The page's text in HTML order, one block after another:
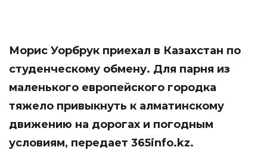
Морис Уорбрук приехал в Казахстан по
студенческому обмену. Для парня из
маленького европейского городка
тяжело привыкнуть к алматинскому
движению на дорогах и погодным
условиям, передает 365info.kz.